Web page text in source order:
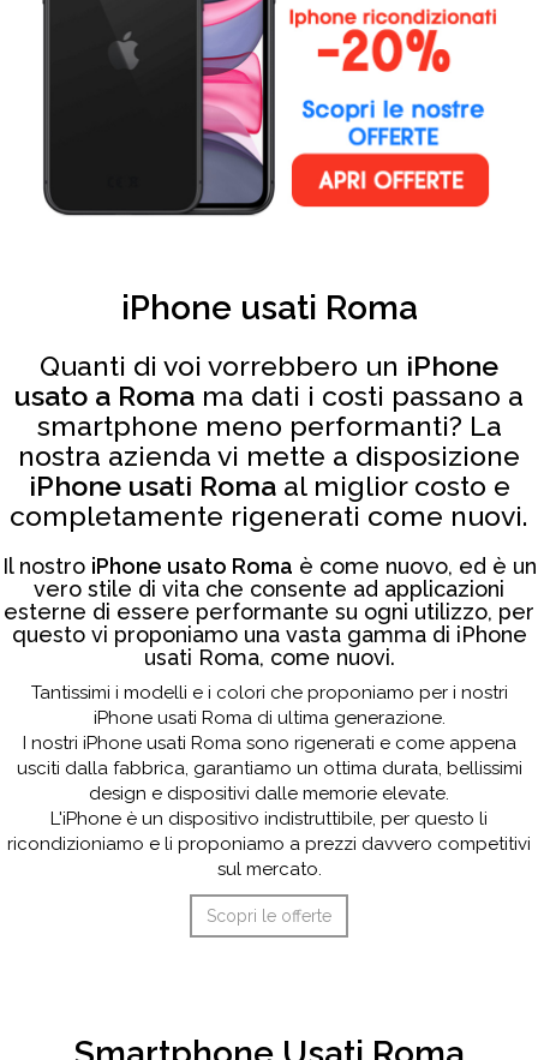
iPhone usati Roma
Quanti di voi vorrebbero un iPhone
usato a Roma ma dati i costi passano a
smartphone meno performanti? La
nostra azienda vi mette a disposizione
iPhone usati Romaal miglior costo e
completamente rigenerati come nuovi.
Il nostro iPhone usato Roma è come nuovo, ed è un
vero stile di vita che consente ad applicazioni
esterne di essere performante su ogni utilizzo, per
questo vi proponiamo una vasta gamma di iPhone
usati Roma, come nuovi.
Tantissimi i modelli e i colori che proponiamo per i nostri
iPhone usati Roma di ultima generazione.
I nostri iPhone usati Roma sono rigenerati e come appena
usciti dalla fabbrica, garantiamo un ottima durata, bellissimi
design e dispositivi dalle memorie elevate.
L'iPhone è un dispositivo indistruttibile, per questo li
ricondizioniamo e li proponiamo a prezzi davvero competitivi
sul mercato.
Scopri le offerte